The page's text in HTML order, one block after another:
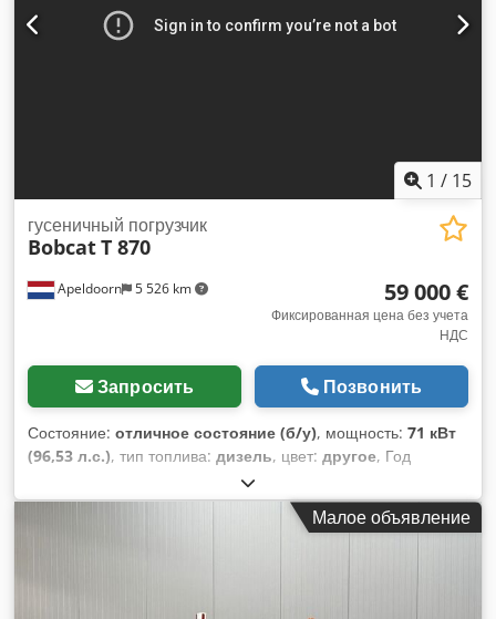
состояние: очень хорошее = Дополнительные опции и
принадлежности = - 3-й гидравлический контур - Рабочая
1 / 15
Apeldoorn 5 526 km
гусеничный погрузчик
BobcatT 870
59 000 €
Фиксированная цена без учета
НДС
Запросить Позвонить
Состояние: отличное состояние (б/у), мощность: 71 кВт
(96,53 л.с.), тип топлива: дизель, цвет: другое, Год
3 534 h
кондиционер, Год выпуска: 2021 Собственный вес: 5 863
кг Габариты (Д x Ш x В): 390 x 215 x 212 см Рулевое
Малое объявление